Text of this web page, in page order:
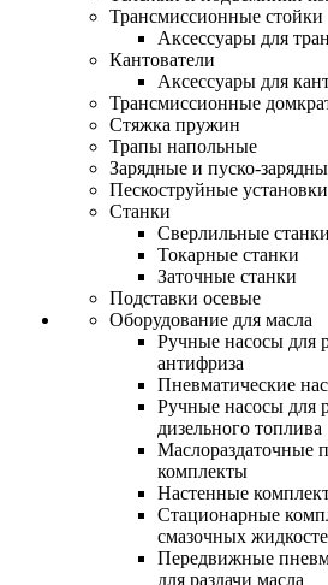
Трансмиссионные стойки
Аксессуары для
Кантователи
Аксессуары для
Трансмиссионные
Стяжка пружин
Трапы напольные
Зарядные и пуско-
Пескоструйные установки
Станки
Сверлильные станки
Токарные станки
Заточные станки
Подставки осевые
Оборудование для масла
Ручные насосы для
антифриза
Пневматические
Ручные насосы для
дизельного топлива
Маслораздаточные
комплекты
Настенные
Стационарные
смазочных
Передвижные
для раздачи масла